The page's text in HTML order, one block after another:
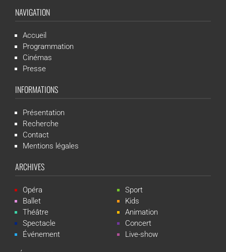
NAVIGATION
Accueil
Programmation
Cinémas
Presse
INFORMATIONS
Présentation
Recherche
Contact
Mentions légales
ARCHIVES
Opéra
Ballet
Théâtre
Spectacle
Événement
Sport
Kids
Animation
Concert
Live-show